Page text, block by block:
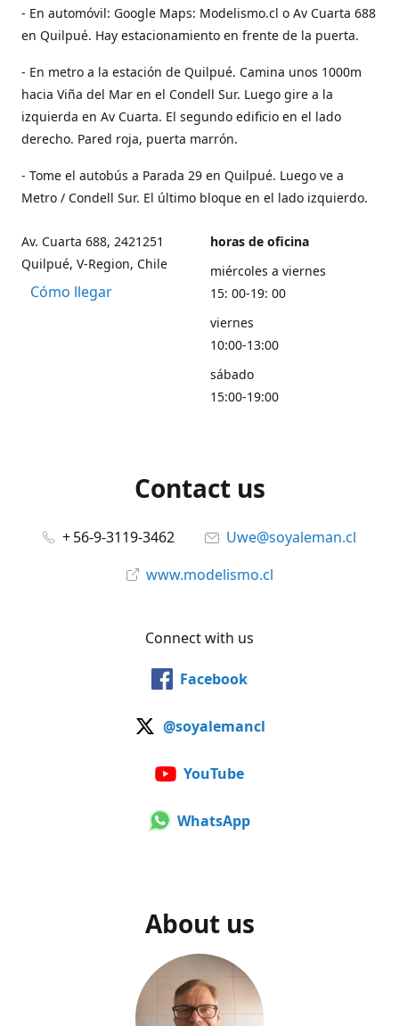
- En automóvil: Google Maps: Modelismo.cl o Av Cuarta 688
en Quilpué. Hay estacionamiento en frente de la puerta.
- En metro a la estación de Quilpué. Camina unos 1000m
hacia Viña del Mar en el Condell Sur. Luego gire a la
izquierda en Av Cuarta. El segundo edificio en el lado
derecho. Pared roja, puerta marrón.
- Tome el autobús a Parada 29 en Quilpué. Luego ve a
Metro / Condell Sur. El último bloque en el lado izquierdo.
Av. Cuarta 688, 2421251
Quilpué, V-Region, Chile
Cómo llegar
horas de oficina
miércoles a viernes
15: 00-19: 00
viernes
10:00-13:00
sábado
15:00-19:00
Contact us
+ 56-9-3119-3462
Uwe@soyaleman.cl
www.modelismo.cl
Connect with us
Facebook
@soyalemancl
YouTube
WhatsApp
About us